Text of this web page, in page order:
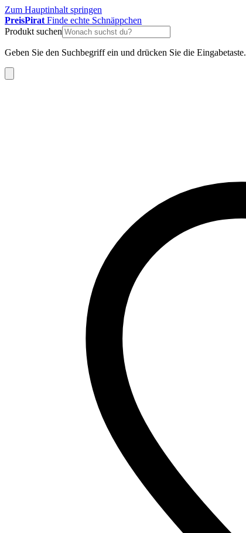
Zum Hauptinhalt springen
PreisPirat Finde echte Schnäppchen
Produkt suchen
Geben Sie den Suchbegriff ein und drücken Sie die Eingabetaste.